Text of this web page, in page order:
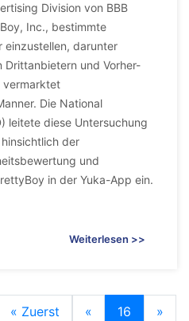
Division von BBB
Inc., bestimmte
einzustellen, darunter
Drittanbietern und Vorher-
vermarktet
Die National
leitete diese Untersuchung
der
und
in der Yuka-App ein.
Weiterlesen >>
« Zuerst « 16 »